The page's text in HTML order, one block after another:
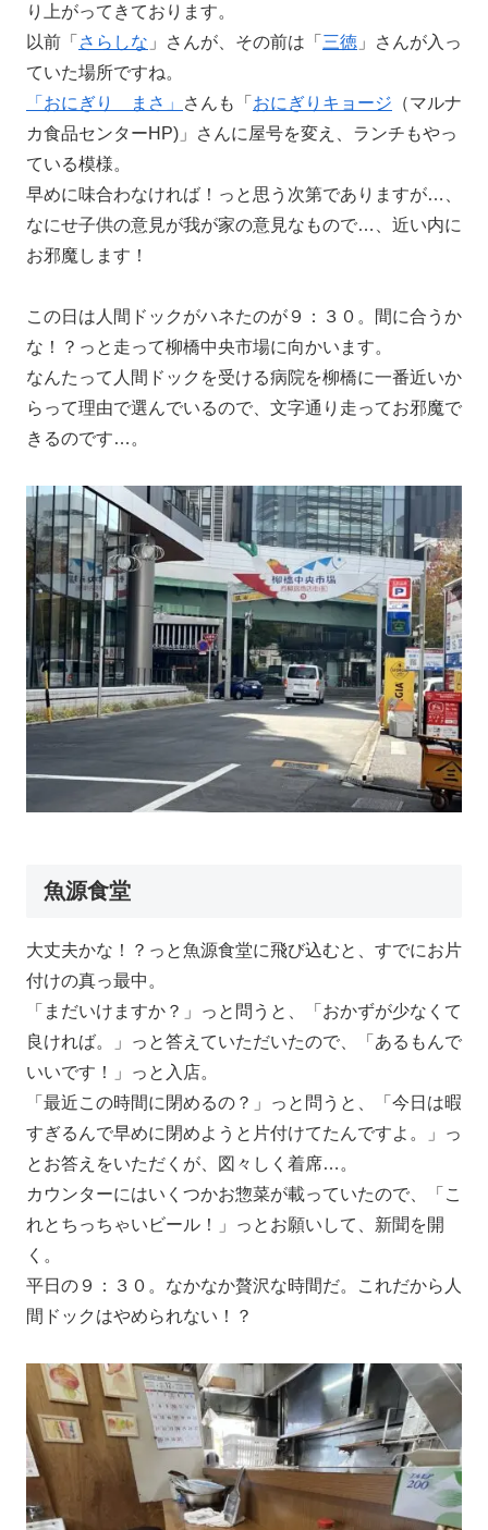
り上がってきております。
以前「 さらしな 」さんが、その前は「 三徳 」さんが入っ
ていた場所ですね。
「おにぎり まさ」
さんも「 おにぎりキョージ （マルナ
カ食品センターHP)」さんに屋号を変え、ランチもやっ
ている模様。
早めに味合わなければ！っと思う次第でありますが…、
なにせ子供の意見が我が家の意見なもので…、近い内に
お邪魔します！
この日は人間ドックがハネたのが９：３０。間に合うか
な！？っと走って柳橋中央市場に向かいます。
なんたって人間ドックを受ける病院を柳橋に一番近いか
らって理由で選んでいるので、文字通り走ってお邪魔で
きるのです…。
魚源食堂
大丈夫かな！？っと魚源食堂に飛び込むと、すでにお片
付けの真っ最中。
「まだいけますか？」っと問うと、「おかずが少なくて
良ければ。」っと答えていただいたので、「あるもんで
いいです！」っと入店。
「最近この時間に閉めるの？」っと問うと、「今日は暇
すぎるんで早めに閉めようと片付けてたんですよ。」っ
とお答えをいただくが、図々しく着席…。
カウンターにはいくつかお惣菜が載っていたので、「こ
れとちっちゃいビール！」っとお願いして、新聞を開
く。
平日の９：３０。なかなか贅沢な時間だ。これだから人
間ドックはやめられない！？